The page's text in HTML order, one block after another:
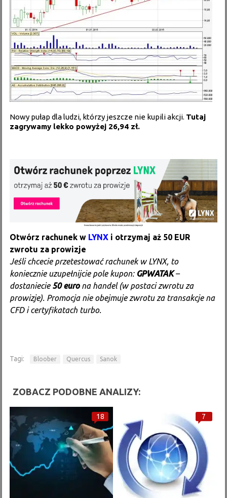
Nowy pułap dla ludzi, którzy jeszcze nie kupili akcji. Tutaj
zagrywamy lekko powyżej 26,94 zł.
Otwórz rachunek w LYNX i otrzymaj aż 50 EUR
zwrotu za prowizje
Jeśli chcecie przetestować rachunek w LYNX, to
koniecznie uzupełnijcie pole kupon: GPWATAK–
dostaniecie 50 eurona handel (w postaci zwrotu za
prowizje). Promocja nie obejmuje zwrotu za transakcje na
CFD i certyfikatach turbo.
Tagi: Bloober Quercus Sanok
ZOBACZ PODOBNE ANALIZY:
18 7